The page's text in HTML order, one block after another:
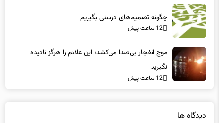
چگونه تصمیم‌های درستی بگیریم
12 ساعت پیش
موج انفجار بی‌صدا می‌کشد؛ این علائم را هرگز نادیده
نگیرید
12 ساعت پیش
دیدگاه ها